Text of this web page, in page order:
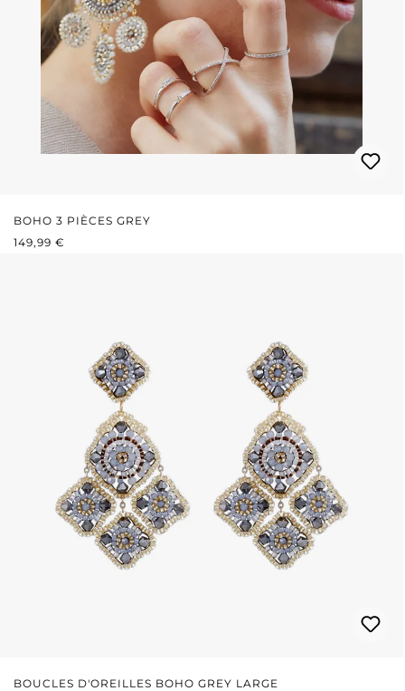
BOHO 3 PIÈCES GREY
PRIX RÉGULIER :
149,99 €
BOUCLES D'OREILLES BOHO GREY LARGE